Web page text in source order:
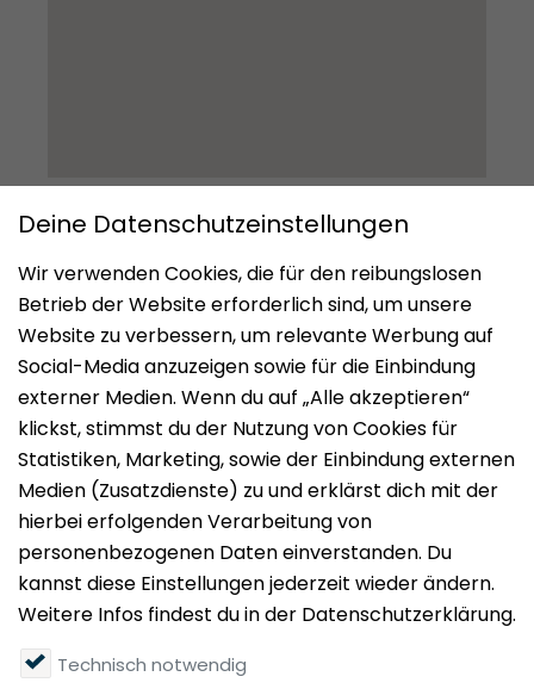
Impressum
Datenschutz
Nutzungsbedingungen
Mieten
Vermieten
Über uns